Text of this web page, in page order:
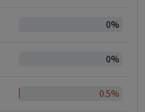
0%
0%
0.5%